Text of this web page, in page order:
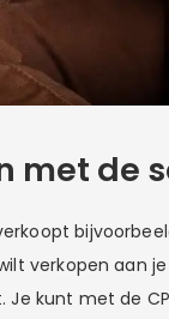
met de
verkopen aan
Je kunt met de